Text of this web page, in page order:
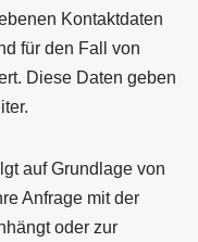
Kontaktdaten
für den Fall von
Diese Daten geben
auf Grundlage von
Anfrage mit der
oder zur